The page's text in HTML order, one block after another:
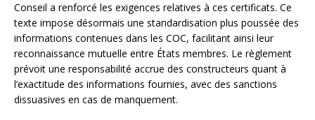
Conseil a renforcé les exigences relatives à ces certificats. Ce
texte impose désormais une standardisation plus poussée des
informations contenues dans les COC, facilitant ainsi leur
reconnaissance mutuelle entre États membres. Le règlement
prévoit une responsabilité accrue des constructeurs quant à
l’exactitude des informations fournies, avec des sanctions
dissuasives en cas de manquement.